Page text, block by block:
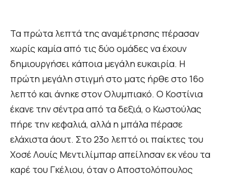
Τα πρώτα λεπτά της αναμέτρησης πέρασαν
χωρίς καμία από τις δύο ομάδες να έχουν
δημιουργήσει κάποια μεγάλη ευκαιρία. Η
πρώτη μεγάλη στιγμή στο ματς ήρθε στο 16ο
λεπτό και άνηκε στον Ολυμπιακό. Ο Κοστίνια
έκανε την σέντρα από τα δεξιά, ο Κωστούλας
πήρε την κεφαλιά, αλλά η μπάλα πέρασε
ελάχιστα άουτ. Στο 23ο λεπτό οι παίκτες του
Χοσέ Λουίς Μεντιλίμπαρ απείλησαν εκ νέου τα
καρέ του Γκέλιου, όταν ο Αποστολόπουλος